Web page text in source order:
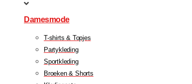
Damesmode
T-shirts & Topjes
Partykleding
Sportkleding
Broeken & Shorts